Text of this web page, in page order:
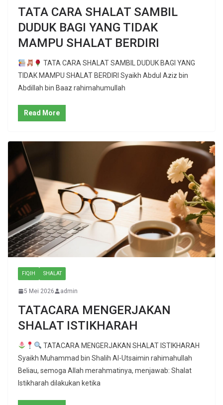
TATA CARA SHALAT SAMBIL
DUDUK BAGI YANG TIDAK
MAMPU SHALAT BERDIRI
TATA CARA SHALAT SAMBIL DUDUK BAGI YANG
TIDAK MAMPU SHALAT BERDIRI Syaikh Abdul Aziz bin
Abdillah bin Baaz rahimahumullah
Read More
FIQIH SHALAT
5 Mei 2026 admin
TATACARA MENGERJAKAN
SHALAT ISTIKHARAH
TATACARA MENGERJAKAN SHALAT ISTIKHARAH
Syaikh Muhammad bin Shalih Al-Utsaimin rahimahullah
Beliau, semoga Allah merahmatinya, menjawab: Shalat
Istikharah dilakukan ketika